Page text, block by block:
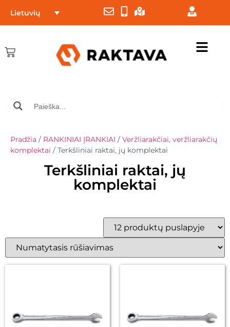
Lietuvių
Pradžia / RANKINIAI ĮRANKIAI / Veržliarakčiai, veržliarakčių
komplektai / Terkšliniai raktai, jų komplektai
Terkšliniai raktai, jų
komplektai